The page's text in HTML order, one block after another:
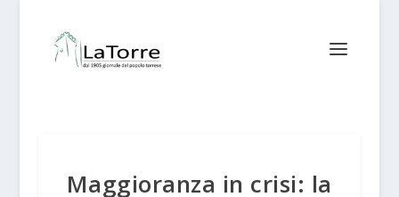
Maggioranza in crisi: la